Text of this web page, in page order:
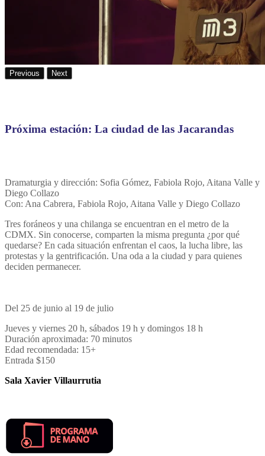
Previous Next
Próxima estación: La ciudad de las Jacarandas
Dramaturgia y dirección: Sofia Gómez, Fabiola Rojo, Aitana Valle y
Diego Collazo
Con: Ana Cabrera, Fabiola Rojo, Aitana Valle y Diego Collazo
Tres foráneos y una chilanga se encuentran en el metro de la
CDMX. Sin conocerse, comparten la misma pregunta ¿por qué
quedarse? En cada situación enfrentan el caos, la lucha libre, las
protestas y la gentrificación. Una oda a la ciudad y para quienes
deciden permanecer.
Del 25 de junio al 19 de julio
Jueves y viernes 20 h, sábados 19 h y domingos 18 h
Duración aproximada: 70 minutos
Edad recomendada: 15+
Entrada $150
Sala Xavier Villaurrutia